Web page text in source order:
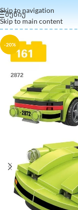
Skip to navigation
Skip to main content
ᲛᲔᲜᲘᲣ
-20%